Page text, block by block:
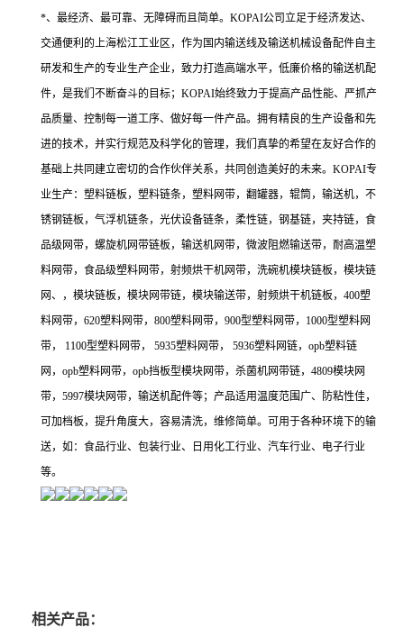
*、最经济、最可靠、无障碍而且简单。KOPAI公司立足于经济发达、
交通便利的上海松江工业区，作为国内输送线及输送机械设备配件自主
研发和生产的专业生产企业，致力打造高端水平，低廉价格的输送机配
件，是我们不断奋斗的目标；KOPAI始终致力于提高产品性能、严抓产
品质量、控制每一道工序、做好每一件产品。拥有精良的生产设备和先
进的技术，并实行规范及科学化的管理，我们真挚的希望在友好合作的
基础上共同建立密切的合作伙伴关系，共同创造美好的未来。KOPAI专
业生产：塑料链板，塑料链条，塑料网带，翻罐器，辊筒，输送机，不
锈钢链板，气浮机链条，光伏设备链条，柔性链，钢基链，夹持链，食
品级网带，螺旋机网带链板，输送机网带，微波阻燃输送带，耐高温塑
料网带，食品级塑料网带，射频烘干机网带，洗碗机模块链板，模块链
网、，模块链板，模块网带链，模块输送带，射频烘干机链板，400塑
料网带，620塑料网带，800塑料网带，900型塑料网带，1000型塑料网
带， 1100型塑料网带， 5935塑料网带， 5936塑料网链，opb塑料链
网，opb塑料网带，opb挡板型模块网带，杀菌机网带链，4809模块网
带，5997模块网带，输送机配件等；产品适用温度范围广、防粘性佳，
可加档板，提升角度大，容易清洗，维修简单。可用于各种环境下的输
送，如：食品行业、包装行业、日用化工行业、汽车行业、电子行业
等。
相关产品：